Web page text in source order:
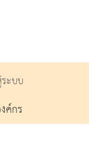
ระบบ
ค์กร